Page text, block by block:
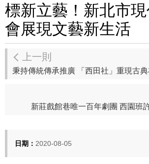
標新立藝！新北市
會展現文藝新生活
上一則
秉持傳統傳承推廣 「西田社」重現古
新莊戲館巷唯一百年劇團 西園班
日期： 2020-08-05